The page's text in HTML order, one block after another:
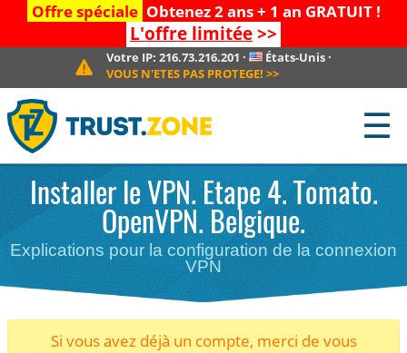
Offre spéciale Obtenez 2 ans + 1 an GRATUIT !
L'offre limitée>>
Votre IP: 216.73.216.201 · États-Unis ·
VOUS N'ETES PAS PROTEGE! >>
☰
Installer le VPN. Etape 4. Tomato.
OpenVPN. Belgique.
Explications pour la configuration de la connexion
VPN
Si vous avez déjà un compte, merci de vous